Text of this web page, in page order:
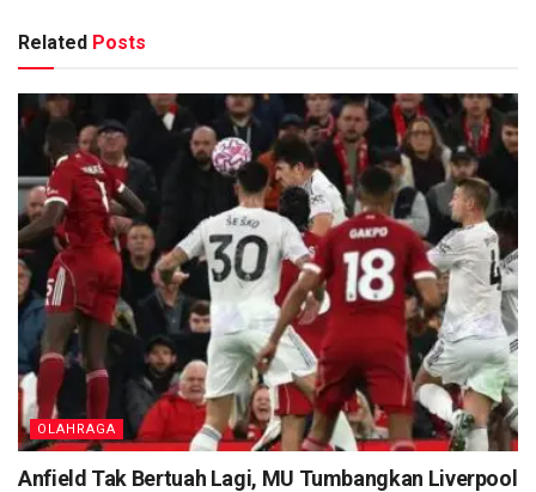
Related Posts
OLAHRAGA
Anfield Tak Bertuah Lagi, MU Tumbangkan Liverpool